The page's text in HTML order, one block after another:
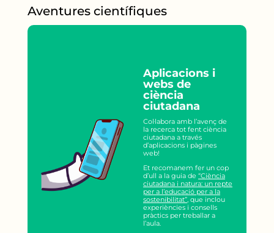
Aventures científiques
Aplicacions i
webs de
ciència
ciutadana
Col·labora amb l’avenç de
la recerca tot fent ciència
ciutadana a través
d’aplicacions i pàgines
web!
Et recomanem fer un cop
d’ull a la guia de “Ciència
ciutadana i natura: un repte
per a l’educació per a la
sostenibilitat”, que inclou
experiències i consells
pràctics per treballar a
l’aula.